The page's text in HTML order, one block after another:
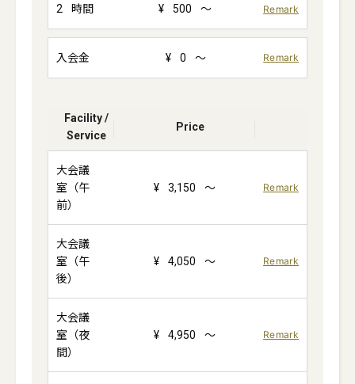
2 時間 ¥ 500 ～ Remark
入会金 ¥ 0 ～ Remark
Facility /
Service
Price
大会議
室（午
前）
¥ 3,150 ～ Remark
大会議
室（午
後）
¥ 4,050 ～ Remark
大会議
室（夜
間）
¥ 4,950 ～ Remark